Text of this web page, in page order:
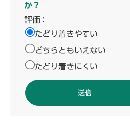
か？
評価：
たどり着きやすい
どちらともいえない
たどり着きにくい